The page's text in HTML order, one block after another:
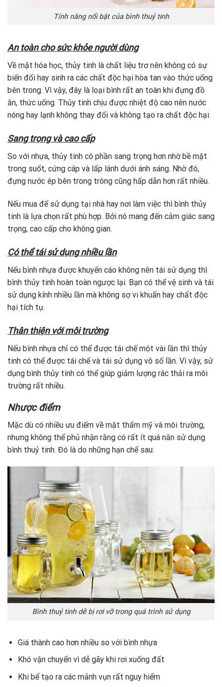
Tính năng nổi bật của bình thuỷ tinh
An toàn cho sức khỏe người dùng
Về mặt hóa học, thủy tinh là chất liệu trơ nên không có sự
biến đổi hay sinh ra các chất độc hại hòa tan vào thức uống
bên trong. Vì vậy, đây là loại bình rất an toàn khi đựng đồ
ăn, thức uống. Thủy tinh chịu được nhiệt độ cao nên nước
nóng hay lạnh không thay đổi và không tạo ra chất độc hại.
Sang trọng và cao cấp
So với nhựa, thủy tinh có phần sang trọng hơn nhờ bề mặt
trong suốt, cứng cáp và lấp lánh dưới ánh sáng. Nhờ đó,
đựng nước ép bên trong trông cũng hấp dẫn hơn rất nhiều.
Nếu mua để sử dụng tại nhà hay nơi làm việc thì bình thủy
tinh là lựa chọn rất phù hợp. Bởi nó mang đến cảm giác sang
trọng, cao cấp cho không gian.
Có thể tái sử dụng nhiều lần
Nếu bình nhựa được khuyến cáo không nên tái sử dụng thì
bình thủy tinh hoàn toàn ngược lại. Bạn có thể vệ sinh và tái
sử dụng kính nhiều lần mà không sợ vi khuẩn hay chất độc
hại tích tụ.
Thân thiện với môi trường
Nếu bình nhựa chỉ có thể được tái chế một vài lần thì thủy
tinh có thể được tái chế và tái sử dụng vô số lần. Vì vậy, sử
dụng bình thủy tinh có thể giúp giảm lượng rác thải ra môi
trường rất nhiều.
Nhược điểm
Mặc dù có nhiều ưu điểm về mặt thẩm mỹ và môi trường,
nhưng không thể phủ nhận rằng có rất ít quá năn sử dụng
bình thuỷ tinh. Đó là do những hạn chế sau:
Bình thuỷ tinh dễ bị rơi vỡ trong quá trình sử dụng
Giá thành cao hơn nhiều so với bình nhựa
Khó vận chuyển vì dễ gãy khi rơi xuống đất
Khi bể tạo ra các mảnh vụn rất nguy hiểm